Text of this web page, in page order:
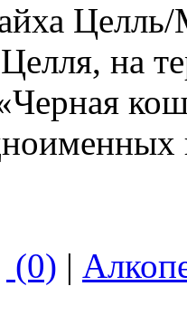
Целля, на
(0) |